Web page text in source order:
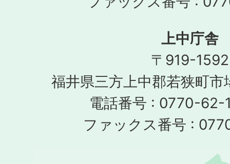
上中庁舎
〒919-1592
福井県三方上中郡若狭町
電話番号 : 0770-62-
ファックス番号 :